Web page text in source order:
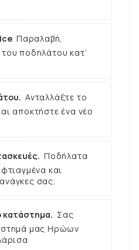
Παραλαβή,
ποδηλάτου κατ’
Ανταλλάξτε το
αποκτήστε ένα νέο
Ποδήλατα
και
σας.
κατάστημα. Σας
μας Ηρώων